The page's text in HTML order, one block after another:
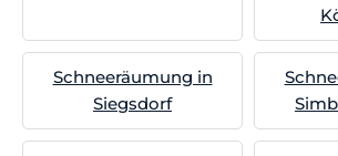
Schneeräumung in
Siegsdorf